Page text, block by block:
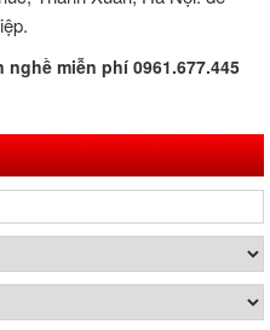
miễn phí 0961.677.445